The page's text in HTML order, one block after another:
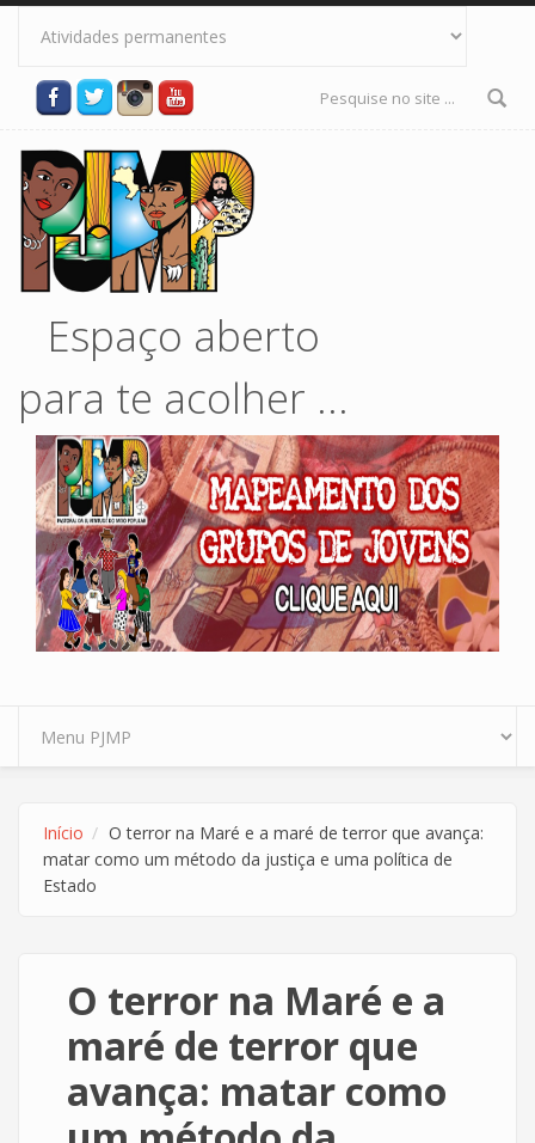
Pular para o conteúdo principal
Formulário
Espaço aberto
para te acolher ...
Início
O terror na Maré e a maré de terror que avança:
matar como um método da justiça e uma política de
Estado
O terror na Maré e a
maré de terror que
avança: matar como